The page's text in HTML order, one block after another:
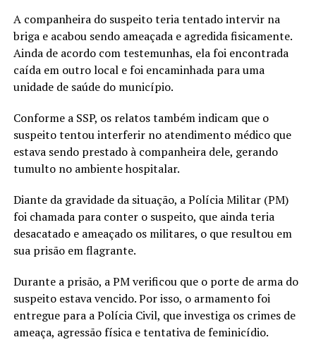
A companheira do suspeito teria tentado intervir na
briga e acabou sendo ameaçada e agredida fisicamente.
Ainda de acordo com testemunhas, ela foi encontrada
caída em outro local e foi encaminhada para uma
unidade de saúde do município.
Conforme a SSP, os relatos também indicam que o
suspeito tentou interferir no atendimento médico que
estava sendo prestado à companheira dele, gerando
tumulto no ambiente hospitalar.
Diante da gravidade da situação, a Polícia Militar (PM)
foi chamada para conter o suspeito, que ainda teria
desacatado e ameaçado os militares, o que resultou em
sua prisão em flagrante.
Durante a prisão, a PM verificou que o porte de arma do
suspeito estava vencido. Por isso, o armamento foi
entregue para a Polícia Civil, que investiga os crimes de
ameaça, agressão física e tentativa de feminicídio.